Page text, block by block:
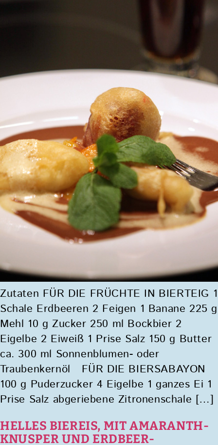
Zutaten FÜR DIE FRÜCHTE IN BIERTEIG 1
Schale Erdbeeren 2 Feigen 1 Banane 225 g
Mehl 10 g Zucker 250 ml Bockbier 2
Eigelbe 2 Eiweiß 1 Prise Salz 150 g Butter
ca. 300 ml Sonnenblumen- oder
Traubenkernöl FÜR DIE BIERSABAYON
100 g Puderzucker 4 Eigelbe 1 ganzes Ei 1
Prise Salz abgeriebene Zitronenschale […]
HELLES BIEREIS, MIT AMARANTH-
KNUSPER UND ERDBEER-